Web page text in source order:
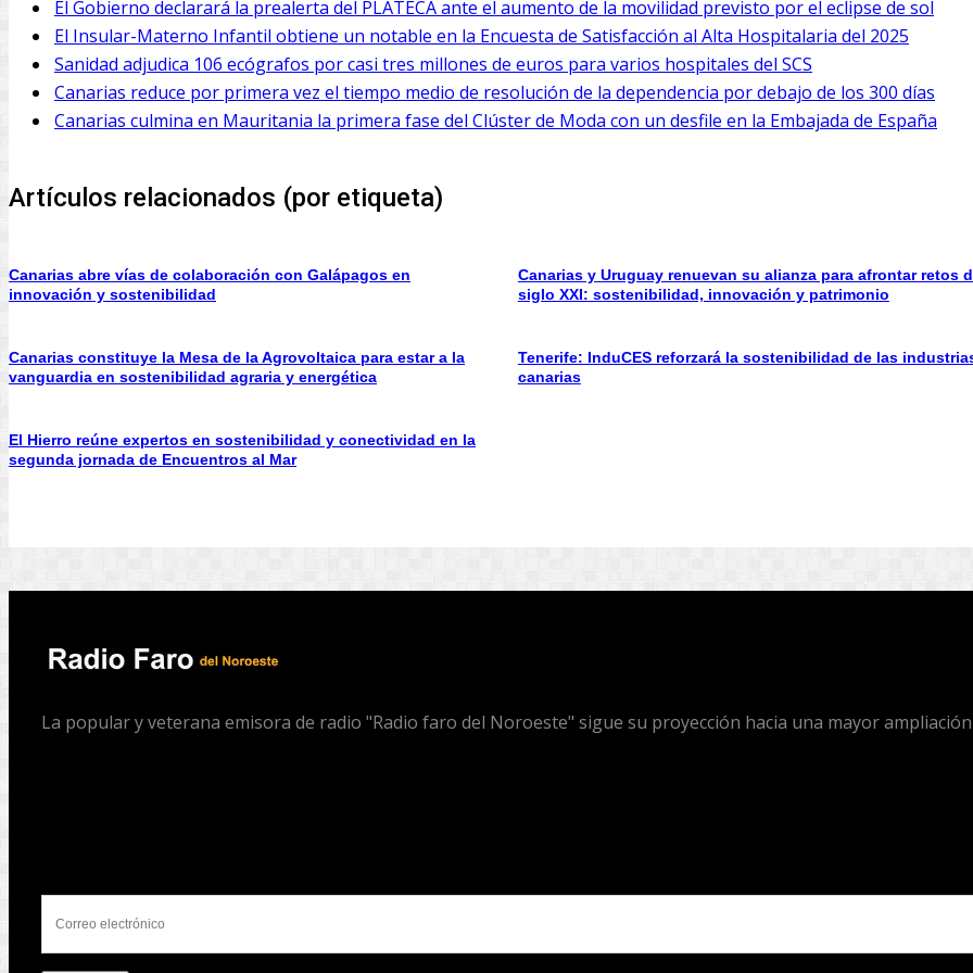
El Gobierno declarará la prealerta del PLATECA ante el aumento de la movilidad previsto por el eclipse de sol
El Insular-Materno Infantil obtiene un notable en la Encuesta de Satisfacción al Alta Hospitalaria del 2025
Sanidad adjudica 106 ecógrafos por casi tres millones de euros para varios hospitales del SCS
Canarias reduce por primera vez el tiempo medio de resolución de la dependencia por debajo de los 300 días
Canarias culmina en Mauritania la primera fase del Clúster de Moda con un desfile en la Embajada de España
Artículos relacionados (por etiqueta)
Canarias abre vías de colaboración con Galápagos en
innovación y sostenibilidad
Canarias y Uruguay renuevan su alianza para afrontar retos
siglo XXI: sostenibilidad, innovación y patrimonio
Canarias constituye la Mesa de la Agrovoltaica para estar a la
vanguardia en sostenibilidad agraria y energética
Tenerife: InduCES reforzará la sostenibilidad de las
canarias
El Hierro reúne expertos en sostenibilidad y conectividad en la
segunda jornada de Encuentros al Mar
La popular y veterana emisora de radio "Radio faro del Noroeste" sigue su proyección hacia una mayor